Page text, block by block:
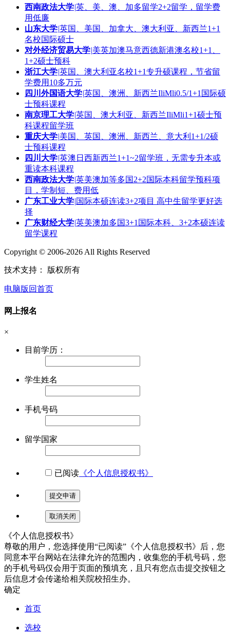
西南政法大学|英、美、澳、加多留学2+2留学，留学费
用低廉
山东大学|英国、美国、加拿大、澳大利亚、新西兰1+1
名校国际硕士
对外经济贸易大学|美英加澳马意西德新港澳名校1+1、
1+2硕士预科
浙江大学|英国、澳大利亚名校1+1专升硕课程，节省留
学费用10多万元
四川外国语大学|英国、澳洲、新西兰IliMli0.5/1+1国际硕
士预科课程
南京理工大学|英国、澳大利亚、新西兰IliMli1+1硕士预
科课程留学班
重庆大学|美国、英国、澳洲、新西兰、意大利1+1/2硕
士预科课程
四川大学|英澳日西新西兰1+1~2留学班，无需专升本或
重读本科课程
西南政法大学|英美澳加等多国2+2国际本科留学预科项
目，学制短、费用低
广东工业大学|国际本硕连读3+2项目 高中生留学更好选
择
广东财经大学|英美澳加多国3+1国际本科、3+2本硕连读
留学课程
Copyright © 2006-2026 All Rights Reserved
技术支持： 版权所有
电脑版 回首页
网上报名
×
目前学历：
学生姓名
手机号码
留学国家
已阅读 《个人信息授权书》
提交申请
取消关闭
《个人信息授权书》
尊敬的用户，您选择使用“已阅读”《个人信息授权书》后，您
同意本平台网站在法律允许的范围内，收集您的手机号码，您
的手机号码仅会用于页面的预填充，且只有您点击提交按钮之
后信息才会传递给相关院校招生办。
确定
首页
选校